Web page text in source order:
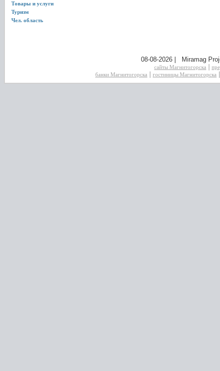
Товары и услуги
Туризм
Чел. область
08-08-2026 | Miramag
сайты Магнитогорска
банки Магнитогорска
гостиницы Магнитогорска